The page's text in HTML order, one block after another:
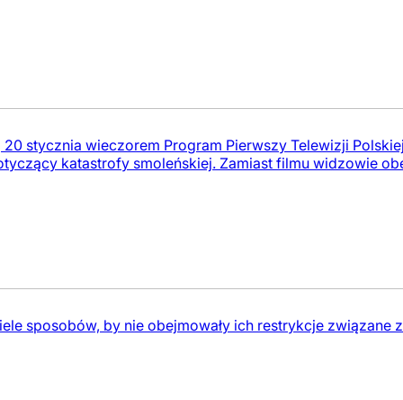
stycznia wieczorem Program Pierwszy Telewizji
katastrofy smoleńskiej. Zamiast filmu widzowie
sposobów, by nie obejmowały ich restrykcje związane